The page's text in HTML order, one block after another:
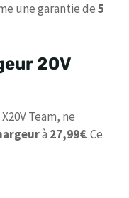
une garantie de5
20V
Team, ne
à 27,99€. Ce